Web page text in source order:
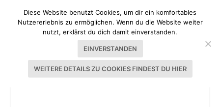
TUTORIAL DIRNDL NÄHEN
Diese Website benutzt Cookies, um dir ein komfortables
Nutzererlebnis zu ermöglichen. Wenn du die Website weiter
nutzt, erklärst du dich damit einverstanden.
EINVERSTANDEN
WEITERE DETAILS ZU COOKIES FINDEST DU HIER